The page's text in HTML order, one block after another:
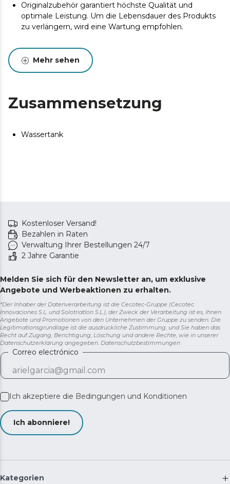
Originalzubehör garantiert höchste Qualität und
optimale Leistung. Um die Lebensdauer des Produkts
zu verlängern, wird eine Wartung empfohlen.
Mehr sehen
Zusammensetzung
Wassertank
Kostenloser Versand!
Bezahlen in Raten
Verwaltung Ihrer Bestellungen 24/7
2 Jahre Garantie
Melden Sie sich für den Newsletter an, um exklusive
Angebote und Werbeaktionen zu erhalten.
*Der Inhaber der Datenverarbeitung ist die Cecotec-Gruppe (Cecotec
Innovaciones S.L. und Solotriatlon S.L.), der Zweck der Verarbeitung ist es, Ihnen
Angebote und Promotionen von den Unternehmen der Gruppe zu senden. Die
Legitimationsgrundlage ist die ausdrückliche Zustimmung, und Sie haben das
Recht auf Zugang, Berichtigung, Löschung und andere Rechte, wie in unserer
Datenschutzerklärung angegeben. Datenschutzbestimmungen
Correo electrónico
Ich akzeptiere die Bedingungen und Konditionen
Ich abonniere!
Kategorien